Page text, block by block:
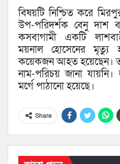
বিষয়টি নিশ্চিত করে
উপ-পরিদর্শক বেনু দাশ
কসবাগামী একটি
ময়নাল হোসেনের
কয়েকজন আহত হয়েছেন।
নাম-পরিচয় জানা যায়নি।
মর্গে পাঠানো হয়েছে।
Share